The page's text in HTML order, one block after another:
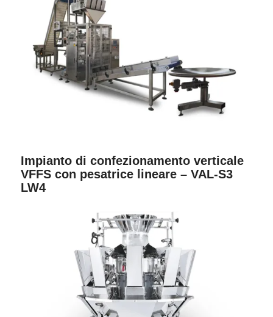
Impianto di confezionamento verticale
VFFS con pesatrice lineare – VAL-S3
LW4